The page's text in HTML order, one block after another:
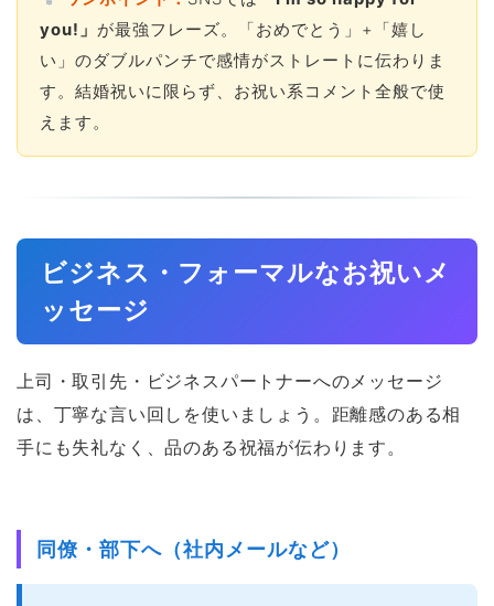
you!」 が最強フレーズ。「おめでとう」+「嬉し
い」のダブルパンチで感情がストレートに伝わりま
す。結婚祝いに限らず、お祝い系コメント全般で使
えます。
ビジネス・フォーマルなお祝いメ
ッセージ
上司・取引先・ビジネスパートナーへのメッセージ
は、丁寧な言い回しを使いましょう。距離感のある相
手にも失礼なく、品のある祝福が伝わります。
同僚・部下へ（社内メールなど）